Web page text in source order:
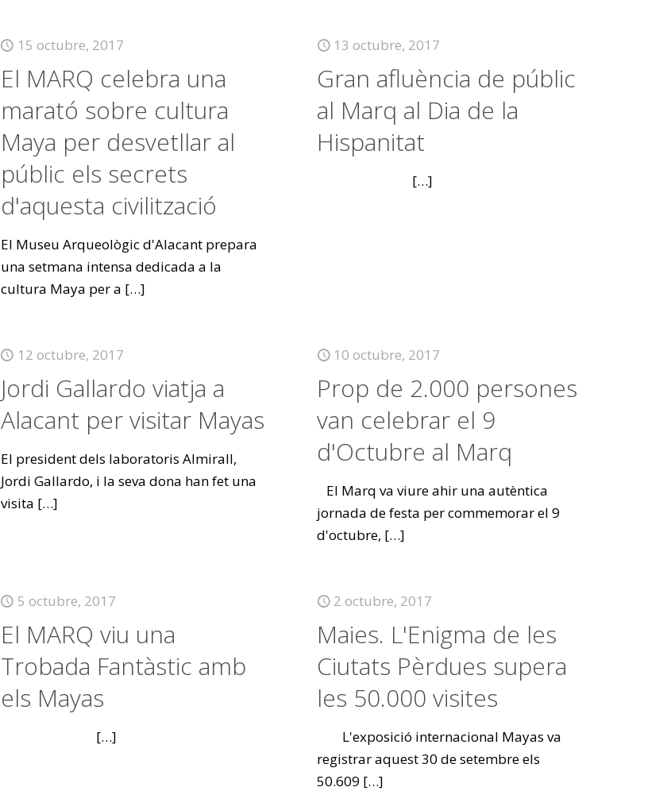
15 octubre, 2017
El MARQ celebra una
marató sobre cultura
Maya per desvetllar al
públic els secrets
d'aquesta civilització
El Museu Arqueològic d'Alacant prepara
una setmana intensa dedicada a la
cultura Maya per a […]
13 octubre, 2017
Gran afluència de públic
al Marq al Dia de la
Hispanitat
[…]
12 octubre, 2017
Jordi Gallardo viatja a
Alacant per visitar Mayas
El president dels laboratoris Almirall,
Jordi Gallardo, i la seva dona han fet una
visita […]
10 octubre, 2017
Prop de 2.000 persones
van celebrar el 9
d'Octubre al Marq
El Marq va viure ahir una autèntica
jornada de festa per commemorar el 9
d'octubre, […]
5 octubre, 2017
El MARQ viu una
Trobada Fantàstic amb
els Mayas
[…]
2 octubre, 2017
Maies. L'Enigma de les
Ciutats Pèrdues supera
les 50.000 visites
L'exposició internacional Mayas va
registrar aquest 30 de setembre els
50.609 […]